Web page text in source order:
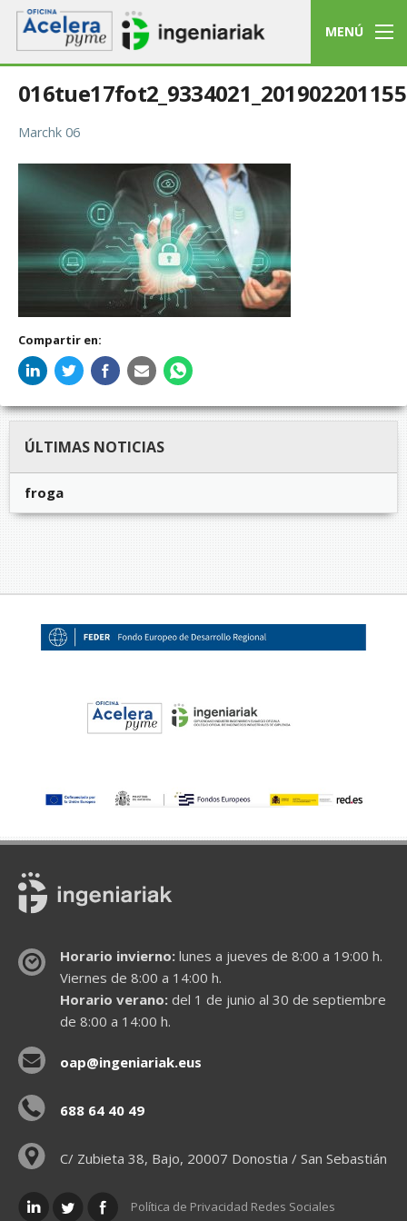
MENÚ
Marchk 06
Compartir en:
ÚLTIMAS NOTICIAS
froga
Horario invierno:lunes a jueves de 8:00 a 19:00 h.
Viernes de 8:00 a 14:00 h.
Horario verano:del 1 de junio al 30 de septiembre
de 8:00 a 14:00 h.
oap@ingeniariak.eus
688 64 40 49
C/ Zubieta 38, Bajo, 20007 Donostia / San Sebastián
Política de Privacidad Redes Sociales